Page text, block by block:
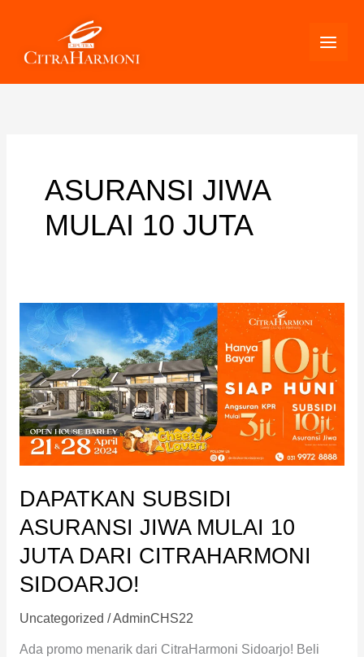
ASURANSI JIWA
MULAI 10 JUTA
DAPATKAN SUBSIDI
ASURANSI JIWA MULAI 10
JUTA DARI CITRAHARMONI
SIDOARJO!
Uncategorized /AdminCHS22
Ada promo menarik dari CitraHarmoni Sidoarjo! Beli
Dapatkan
Subsidi
Asuransi
Jiwa
Mulai
10
Juta
dari